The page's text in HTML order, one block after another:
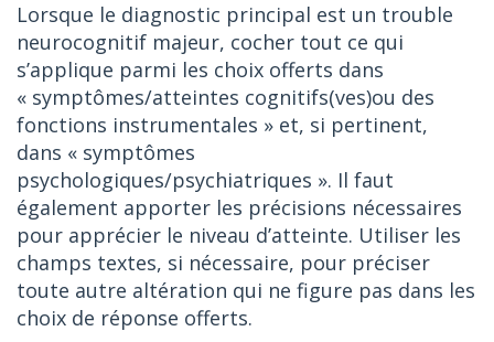
Lorsque le diagnostic principal est un trouble
neurocognitif majeur, cocher tout ce qui
s’applique parmi les choix offerts dans
« symptômes/atteintes cognitifs(ves)ou des
fonctions instrumentales » et, si pertinent,
dans « symptômes
psychologiques/psychiatriques ». Il faut
également apporter les précisions nécessaires
pour apprécier le niveau d’atteinte. Utiliser les
champs textes, si nécessaire, pour préciser
toute autre altération qui ne figure pas dans les
choix de réponse offerts.